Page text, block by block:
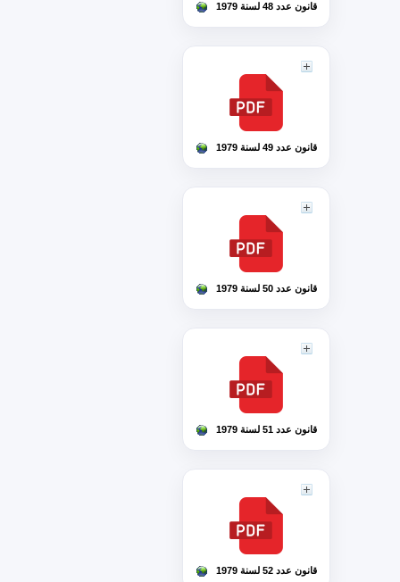
قانون عدد 48 لسنة 1979
قانون عدد 49 لسنة 1979
قانون عدد 50 لسنة 1979
قانون عدد 51 لسنة 1979
قانون عدد 52 لسنة 1979